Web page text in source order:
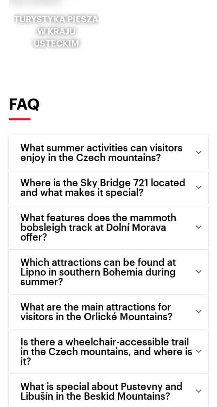
TURYSTYKA PIESZA
W KRAJU
USTECKIM
FAQ
What summer activities can visitors
enjoy in the Czech mountains?
Where is the Sky Bridge 721 located
and what makes it special?
What features does the mammoth
bobsleigh track at Dolní Morava
offer?
Which attractions can be found at
Lipno in southern Bohemia during
summer?
What are the main attractions for
visitors in the Orlické Mountains?
Is there a wheelchair-accessible trail
in the Czech mountains, and where is
it?
What is special about Pustevny and
Libušín in the Beskid Mountains?